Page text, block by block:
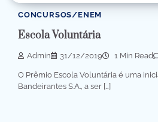
CONCURSOS/ENEM
Escola Voluntária
Admin 31/12/2019 1 Min Read
O Prêmio Escola Voluntária é uma
Bandeirantes S.A., a ser […]